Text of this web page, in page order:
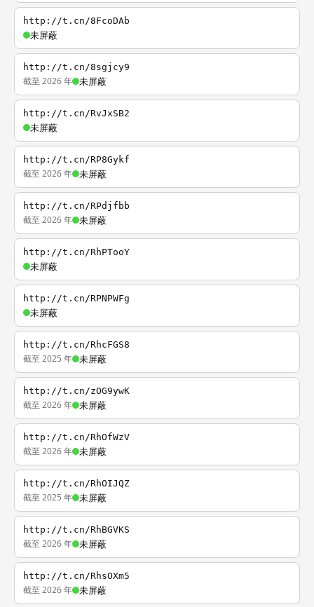
http://t.cn/8FcoDAb
未屏蔽
http://t.cn/8sgjcy9
截至 2026 年 未屏蔽
http://t.cn/RvJxSB2
未屏蔽
http://t.cn/RP8Gykf
截至 2026 年 未屏蔽
http://t.cn/RPdjfbb
截至 2026 年 未屏蔽
http://t.cn/RhPTooY
未屏蔽
http://t.cn/RPNPWFg
未屏蔽
http://t.cn/RhcFGS8
截至 2025 年 未屏蔽
http://t.cn/zOG9ywK
截至 2026 年 未屏蔽
http://t.cn/RhOfWzV
截至 2026 年 未屏蔽
http://t.cn/RhOIJQZ
截至 2025 年 未屏蔽
http://t.cn/RhBGVKS
截至 2026 年 未屏蔽
http://t.cn/RhsOXm5
截至 2026 年 未屏蔽